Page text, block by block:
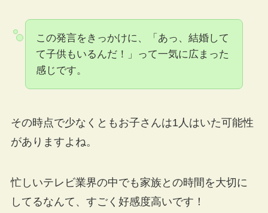
この発言をきっかけに、「あっ、結婚して
て子供もいるんだ！」って一気に広まった
感じです。
その時点で少なくともお子さんは1人はいた可能性
がありますよね。
忙しいテレビ業界の中でも家族との時間を大切に
してるなんて、すごく好感度高いです！